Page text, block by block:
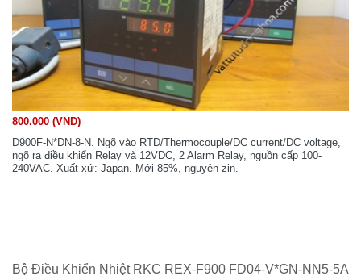
800.000 (VND)
D900F-N*DN-8-N. Ngõ vào RTD/Thermocouple/DC current/DC voltage,
ngõ ra điều khiển Relay và 12VDC, 2 Alarm Relay, nguồn cấp 100-
240VAC. Xuất xứ: Japan. Mới 85%, nguyên zin.
Bộ Điều Khiển Nhiệt RKC REX-F900 FD04-V*GN-NN5-5A